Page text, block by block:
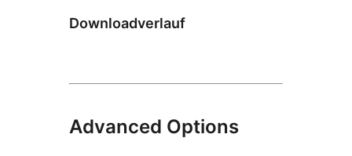
Downloadverlauf
Advanced Options